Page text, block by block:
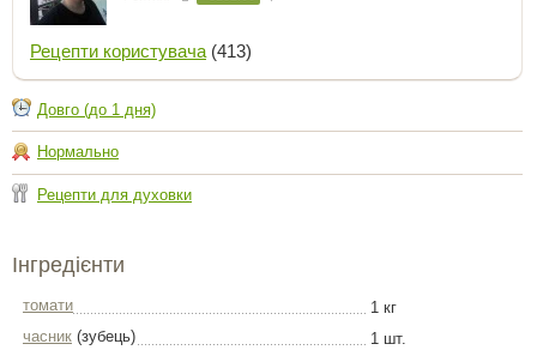
Рецепти користувача (413)
Довго (до 1 дня)
Нормально
Рецепти для духовки
Інгредієнти
томати
1 кг
часник (зубець)
1 шт.